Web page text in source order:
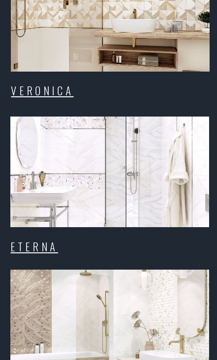
ETERNA
RESORT
DETROIT